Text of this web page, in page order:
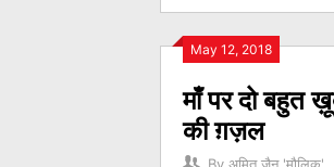
May 12, 2018
माँ पर दो बहुत
की ग़ज़ल